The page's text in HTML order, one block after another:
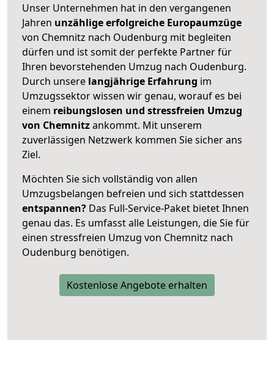
Unser Unternehmen hat in den vergangenen
Jahren unzählige erfolgreiche Europaumzüge
von Chemnitz nach Oudenburg mit begleiten
dürfen und ist somit der perfekte Partner für
Ihren bevorstehenden Umzug nach Oudenburg.
Durch unsere langjährige Erfahrung im
Umzugssektor wissen wir genau, worauf es bei
einem reibungslosen und stressfreien Umzug
von Chemnitzankommt. Mit unserem
zuverlässigen Netzwerk kommen Sie sicher ans
Ziel.
Möchten Sie sich vollständig von allen
Umzugsbelangen befreien und sich stattdessen
entspannen? Das Full-Service-Paket bietet Ihnen
genau das. Es umfasst alle Leistungen, die Sie für
einen stressfreien Umzug von Chemnitz nach
Oudenburg benötigen.
Kostenlose Angebote erhalten